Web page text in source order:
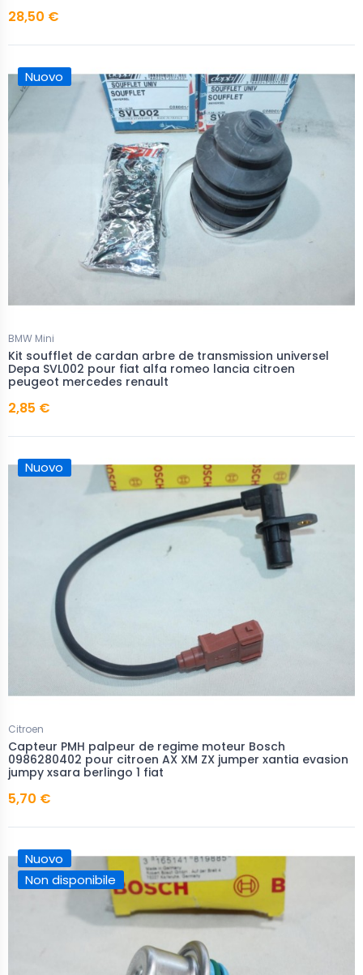
28,50 €
Nuovo
BMW Mini
Kit soufflet de cardan arbre de transmission universel
Depa SVL002 pour fiat alfa romeo lancia citroen
peugeot mercedes renault
2,85 €
Nuovo
Citroen
Capteur PMH palpeur de regime moteur Bosch
0986280402 pour citroen AX XM ZX jumper xantia evasion
jumpy xsara berlingo 1 fiat
5,70 €
Nuovo
Non disponibile